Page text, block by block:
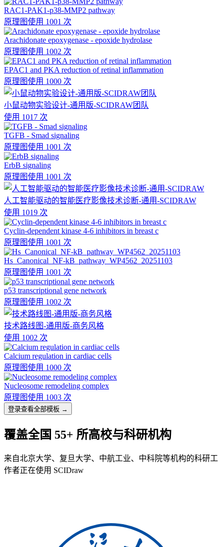
RAC1-PAK1-p38-MMP2 pathway
原理图使用 1001 次
Arachidonate epoxygenase - epoxide hydrolase
原理图使用 1002 次
EPAC1 and PKA reduction of retinal inflammation
原理图使用 1000 次
小鼠动物实验设计-通用版-SCIDRAW团队
使用 1017 次
TGFB - Smad signaling
原理图使用 1001 次
ErbB signaling
原理图使用 1001 次
人工智能驱动的智能医疗影像技术诊断-通用-SCIDRAW
使用 1019 次
Cyclin-dependent kinase 4-6 inhibitors in breast c
原理图使用 1001 次
Hs_Canonical_NF-kB_pathway_WP4562_20251103
原理图使用 1001 次
p53 transcriptional gene network
原理图使用 1002 次
技术路线图-通用版-商务风格
使用 1002 次
Calcium regulation in cardiac cells
原理图使用 1000 次
Nucleosome remodeling complex
原理图使用 1003 次
登录查看全部模板 →
覆盖全国 55+ 所高校与科研机构
来自北京大学、复旦大学、中航工业、中科院等机构的科研工
作者正在使用 SCIDraw